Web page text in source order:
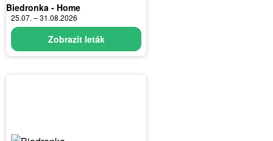
Biedronka - Home
25.07. – 31.08.2026
Zobrazit leták